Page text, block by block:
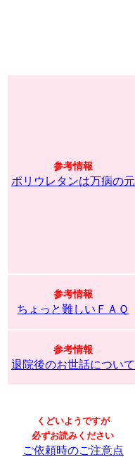
参考情報
ポリウレタンは万病の元
参考情報
ちょっと難しいＦＡＱ
参考情報
退院後のお世話について
くどいようですが
必ずお読みください
ご依頼時のご注意点